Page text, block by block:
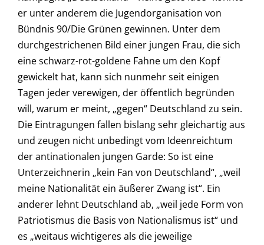
er unter anderem die Jugendorganisation von
Bündnis 90/Die Grünen gewinnen. Unter dem
durchgestrichenen Bild einer jungen Frau, die sich
eine schwarz-rot-goldene Fahne um den Kopf
gewickelt hat, kann sich nunmehr seit einigen
Tagen jeder verewigen, der öffentlich begründen
will, warum er meint, „gegen“ Deutschland zu sein.
Die Eintragungen fallen bislang sehr gleichartig aus
und zeugen nicht unbedingt vom Ideenreichtum
der antinationalen jungen Garde: So ist eine
Unterzeichnerin „kein Fan von Deutschland“, „weil
meine Nationalität ein äußerer Zwang ist“. Ein
anderer lehnt Deutschland ab, „weil jede Form von
Patriotismus die Basis von Nationalismus ist“ und
es „weitaus wichtigeres als die jeweilige